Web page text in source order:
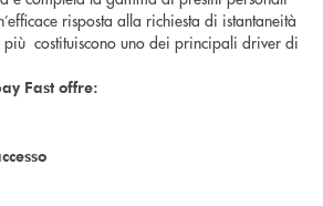
risposta alla richiesta di istantaneità
più costituiscono uno dei principali driver di
Fast offre: